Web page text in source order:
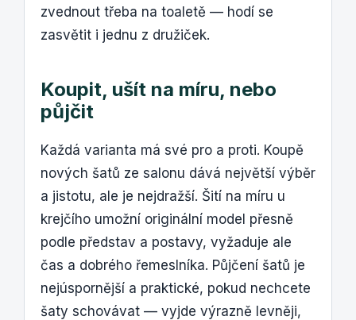
zvednout třeba na toaletě — hodí se
zasvětit i jednu z družiček.
Koupit, ušít na míru, nebo
půjčit
Každá varianta má své pro a proti. Koupě
nových šatů ze salonu dává největší výběr
a jistotu, ale je nejdražší. Šití na míru u
krejčího umožní originální model přesně
podle představ a postavy, vyžaduje ale
čas a dobrého řemeslníka. Půjčení šatů je
nejúspornější a praktické, pokud nechcete
šaty schovávat — vyjde výrazně levněji,